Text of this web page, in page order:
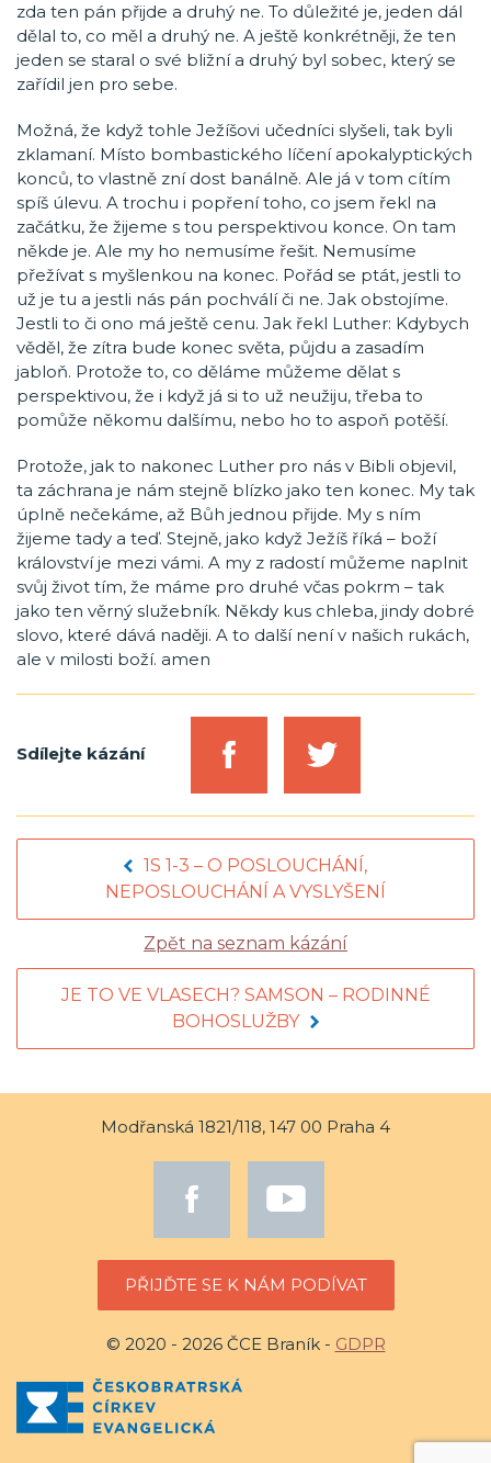
zda ten pán přijde a druhý ne. To důležité je, jeden dál
dělal to, co měl a druhý ne. A ještě konkrétněji, že ten
jeden se staral o své bližní a druhý byl sobec, který se
zařídil jen pro sebe.
Možná, že když tohle Ježíšovi učedníci slyšeli, tak byli
zklamaní. Místo bombastického líčení apokalyptických
konců, to vlastně zní dost banálně. Ale já v tom cítím
spíš úlevu. A trochu i popření toho, co jsem řekl na
začátku, že žijeme s tou perspektivou konce. On tam
někde je. Ale my ho nemusíme řešit. Nemusíme
přežívat s myšlenkou na konec. Pořád se ptát, jestli to
už je tu a jestli nás pán pochválí či ne. Jak obstojíme.
Jestli to či ono má ještě cenu. Jak řekl Luther: Kdybych
věděl, že zítra bude konec světa, půjdu a zasadím
jabloň. Protože to, co děláme můžeme dělat s
perspektivou, že i když já si to už neužiju, třeba to
pomůže někomu dalšímu, nebo ho to aspoň potěší.
Protože, jak to nakonec Luther pro nás v Bibli objevil,
ta záchrana je nám stejně blízko jako ten konec. My tak
úplně nečekáme, až Bůh jednou přijde. My s ním
žijeme tady a teď. Stejně, jako když Ježíš říká – boží
království je mezi vámi. A my z radostí můžeme naplnit
svůj život tím, že máme pro druhé včas pokrm – tak
jako ten věrný služebník. Někdy kus chleba, jindy dobré
slovo, které dává naději. A to další není v našich rukách,
ale v milosti boží. amen
Sdílejte kázání
1S 1-3 – O POSLOUCHÁNÍ,
NEPOSLOUCHÁNÍ A VYSLYŠENÍ
Zpět na seznam kázání
JE TO VE VLASECH? SAMSON – RODINNÉ
BOHOSLUŽBY
Modřanská 1821/118, 147 00 Praha 4
PŘIJĎTE SE K NÁM PODÍVAT
© 2020 - 2026 ČCE Braník - GDPR